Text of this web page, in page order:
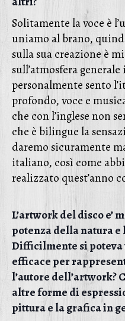
Solitamente la voce è
uniamo al brano,
sulla sua creazione è
sull’atmosfera
personalmente sento
profondo, voce e
che con l’inglese non
che è bilingue la
daremo sicuramente
italiano, così come
realizzato quest’anno
L’artwork del disco e’
potenza della natura e
Difficilmente si
efficace per
l’autore dell’artwork?
altre forme di
pittura e la grafica in